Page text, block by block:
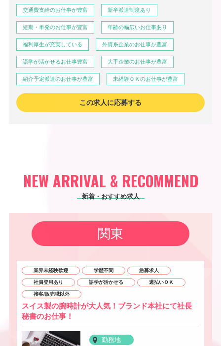
交通費支給のお仕事が豊富 新卒派遣制度あり
短期・単発のお仕事が豊富 年齢の幅広いお仕事あり
福利厚生が充実している 外資系企業のお仕事が豊富
語学が活かせるお仕事豊富 大手企業のお仕事が豊富
紹介予定派遣のお仕事が豊富 未経験ＯＫのお仕事が豊富
この求人に応募する
NEW ARRIVAL & RECOMMEND
新着・おすすめ求人
関東
業界未経験歓迎 学歴不問 急募求人
社員登用あり 語学が活かせる 週払いＯＫ
接客/販売職以外
スイス製の腕時計が大人気！ブランド本社にて社長
秘書のお仕事！
勤務地